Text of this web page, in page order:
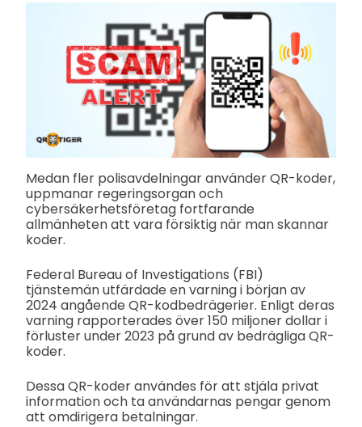
Medan fler polisavdelningar använder QR-koder,
uppmanar regeringsorgan och
cybersäkerhetsföretag fortfarande
allmänheten att vara försiktig när man skannar
koder.
Federal Bureau of Investigations (FBI)
tjänstemän utfärdade en varning i början av
2024 angående QR-kodbedrägerier. Enligt deras
varning rapporterades över 150 miljoner dollar i
förluster under 2023 på grund av bedrägliga QR-
koder.
Dessa QR-koder användes för att stjäla privat
information och ta användarnas pengar genom
att omdirigera betalningar.